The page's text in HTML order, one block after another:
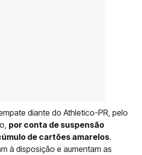
diante do Athletico-PR, pelo
por conta de suspensão
de cartões amarelos.
à disposição e aumentam as